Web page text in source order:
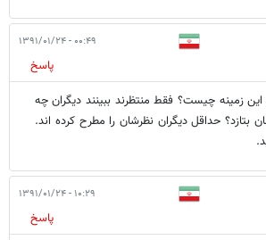
۰۰:۴۹ - ۱۳۹۱/۰۱/۲۴
پاسخ
این زمینه چیست؟ فقط منتظرند ببینند دیگران چه
بتازد؟ حداقل دیگران نظرشان را مطرح کرده اند.
۱۰:۲۹ - ۱۳۹۱/۰۱/۲۴
پاسخ